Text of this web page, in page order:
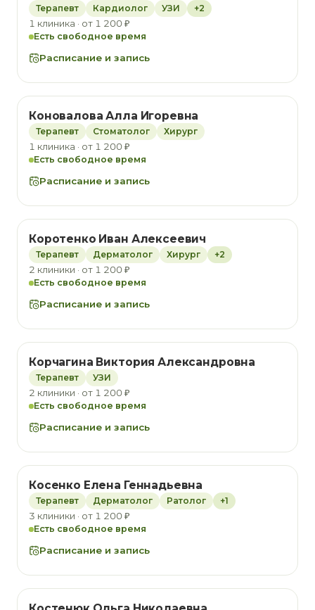
Терапевт Кардиолог УЗИ +2
1 клиника · от 1 200 ₽
Есть свободное время
Расписание и запись
Коновалова Алла Игоревна
Терапевт Стоматолог Хирург
1 клиника · от 1 200 ₽
Есть свободное время
Расписание и запись
Коротенко Иван Алексеевич
Терапевт Дерматолог Хирург +2
2 клиники · от 1 200 ₽
Есть свободное время
Расписание и запись
Корчагина Виктория Александровна
Терапевт УЗИ
2 клиники · от 1 200 ₽
Есть свободное время
Расписание и запись
Косенко Елена Геннадьевна
Терапевт Дерматолог Ратолог +1
3 клиники · от 1 200 ₽
Есть свободное время
Расписание и запись